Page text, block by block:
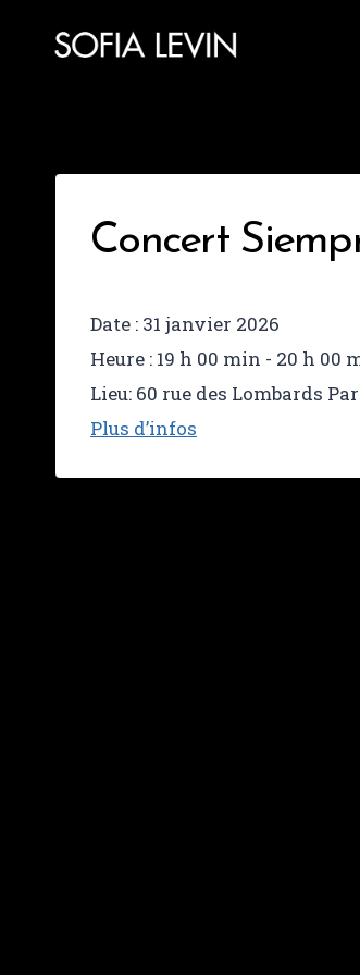
Concert
Date : 31 janvier 2026
Heure : 19 h 00 min - 20 h 00
Lieu: 60 rue des Lombards
Plus d’infos